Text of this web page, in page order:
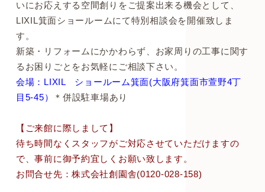
いにお応えする空間創りをご提案出来る機会として、
LIXIL箕面ショールームにて特別相談会を開催致しま
す。
新築・リフォームにかかわらず、お家周りの工事に関す
るお困りごとをお気軽にご相談下さい。
会場：LIXIL ショールーム箕面(大阪府箕面市萱野4丁
目5-45）
＊併設駐車場あり
【ご来館に際しまして】
待ち時間なくスタッフがご対応させていただけますの
で、事前に御予約宜しくお願い致します。
お問合せ先：株式会社創園舎(0120-028-158)